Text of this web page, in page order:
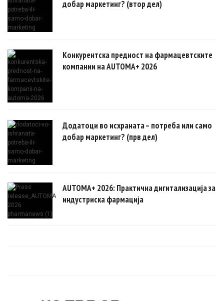
добар маркетинг? (втор дел)
Конкурентска предност на фармацевтските
компании на AUTOMA+ 2026
Додатоци во исхраната – потреба или само
добар маркетинг? (прв дел)
AUTOMA+ 2026: Практична дигитализација за
индустриска фармација